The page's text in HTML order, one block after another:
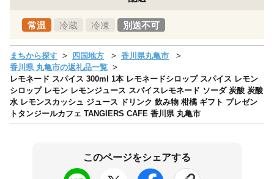
常温 冷蔵 冷凍 別送不可
まちから探す 四国地方
香川県丸亀市
香川県 丸亀市の返礼品一覧
レモネード スパイス 300ml 1本 レモネードシロップ スパイス レモン
シロップ レモン レモンジュース スパイスレモネード ソーダ 炭酸 炭酸
水 レモンスカッシュ ジュース ドリンク 飲み物 柑橘 ギフト プレゼン
トタンジールカフェ TANGIERS CAFE 香川県 丸亀市
このページをシェアする